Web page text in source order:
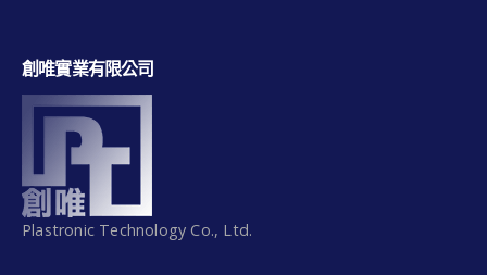
創唯實業有限公司
Plastronic Technology Co., Ltd.